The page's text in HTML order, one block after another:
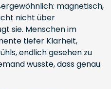
magnetisch,
nicht über
sie. Menschen im
tiefer Klarheit,
endlich gesehen zu
wusste, dass genau